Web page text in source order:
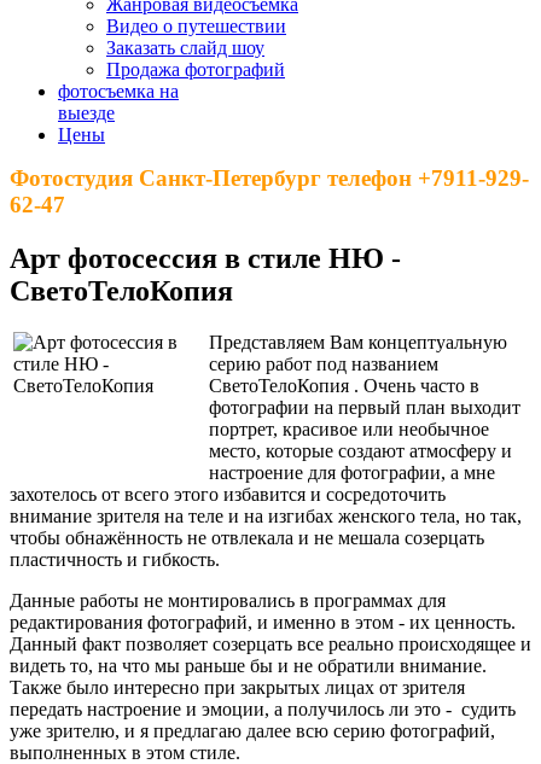
Жанровая видеосъемка
Видео о путешествии
Заказать слайд шоу
Продажа фотографий
фотосъемка на
выезде
Цены
Фотостудия Санкт-Петербург телефон +7911-929-
62-47
Арт фотосессия в стиле НЮ -
СветоТелоКопия
Представляем Вам концептуальную
серию работ под названием
СветоТелоКопия . Очень часто в
фотографии на первый план выходит
портрет, красивое или необычное
место, которые создают атмосферу и
настроение для фотографии, а мне
захотелось от всего этого избавится и сосредоточить
внимание зрителя на теле и на изгибах женского тела, но так,
чтобы обнажённость не отвлекала и не мешала созерцать
пластичность и гибкость.
Данные работы не монтировались в программах для
редактирования фотографий, и именно в этом - их ценность.
Данный факт позволяет созерцать все реально происходящее и
видеть то, на что мы раньше бы и не обратили внимание.
Также было интересно при закрытых лицах от зрителя
передать настроение и эмоции, а получилось ли это - судить
уже зрителю, и я предлагаю далее всю серию фотографий,
выполненных в этом стиле.